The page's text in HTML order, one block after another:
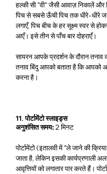
हल्की सी "वी" जैसी आवाज़ निकालें
पिच से सबसे ऊँची पिच तक धीरे-धीरे
लगाएँ, पिच बीच के हर सूक्ष्म स्वर से
आएँ। इसे तीन से पाँच बार दोहराएँ।
सायरन आपके प्रदर्शन के दौरान तनाव
तनाव बिंदु आपको बताता है कि आपको
करना है।
11. पोर्टामेंटो स्लाइड्स
अनुशंसित समय:2 मिनट
पोर्टामेंटो (इतालवी में "ले जाने की
जाता है, लेकिन इसकी कार्यप्रणाली
आवृत्तियों को लगातार पार करते हैं।